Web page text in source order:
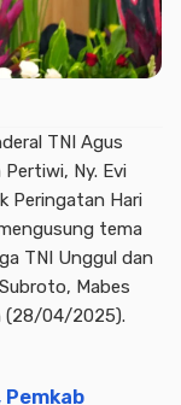
TNI Agus
Ny. Evi
Peringatan Hari
tema
TNI Unggul dan
Mabes
(28/04/2025).